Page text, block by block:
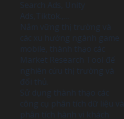
Search Ads, Unity
Ads,Tiktok.,…
Nắm vững thị trường và
các xu hướng ngành game
mobile, thành thạo các
Market Research Tool để
nghiên cứu thị trường và
đối thủ.
Sử dụng thành thạo các
công cụ phân tích dữ liệu và
phân tích hành vi khách